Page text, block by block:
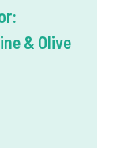
& Olive